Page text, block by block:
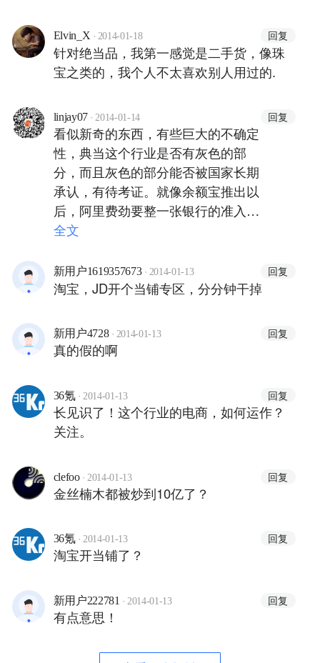
Elvin_X · 2014-01-18 回复
针对绝当品，我第一感觉是二手货，像珠
宝之类的，我个人不太喜欢别人用过的.
linjay07 · 2014-01-14 回复
看似新奇的东西，有些巨大的不确定
性，典当这个行业是否有灰色的部
分，而且灰色的部分能否被国家长期
承认，有待考证。就像余额宝推出以
后，阿里费劲要整一张银行的准入
卷，来证明自己的合法性，典当这个
全文
新用户1619357673 · 2014-01-13 回复
淘宝，JD开个当铺专区，分分钟干掉
新用户4728 · 2014-01-13 回复
真的假的啊
36氪 · 2014-01-13 回复
长见识了！这个行业的电商，如何运作？
关注。
clefoo · 2014-01-13 回复
金丝楠木都被炒到10亿了？
36氪 · 2014-01-13 回复
淘宝开当铺了？
新用户222781 · 2014-01-13 回复
有点意思！